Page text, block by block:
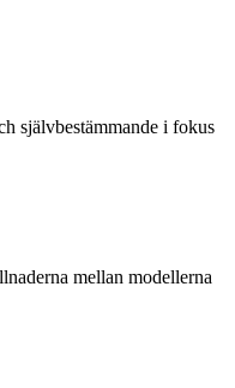
självbestämmande i fokus
mellan modellerna